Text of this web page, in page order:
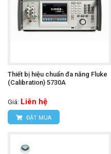
Thiết bị hiệu chuẩn đa năng Fluke
(Calibration) 5730A
Giá: Liên hệ
ĐẶT MUA